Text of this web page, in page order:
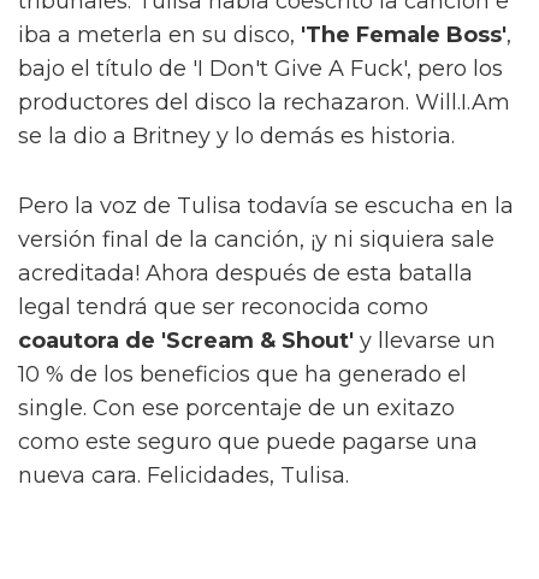
iba a meterla en su disco, 'The Female Boss',
bajo el título de 'I Don't Give A Fuck', pero los
productores del disco la rechazaron. Will.I.Am
se la dio a Britney y lo demás es historia.
Pero la voz de Tulisa todavía se escucha en la
versión final de la canción, ¡y ni siquiera sale
acreditada! Ahora después de esta batalla
legal tendrá que ser reconocida como
coautora de 'Scream & Shout' y llevarse un
10 % de los beneficios que ha generado el
single. Con ese porcentaje de un exitazo
como este seguro que puede pagarse una
nueva cara. Felicidades, Tulisa.